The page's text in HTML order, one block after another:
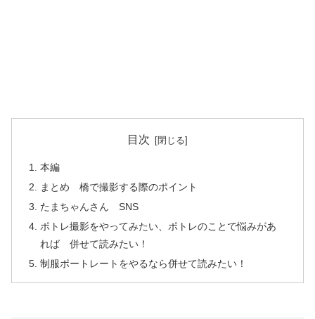
目次
本編
まとめ 橋で撮影する際のポイント
たまちゃんさん SNS
ポトレ撮影をやってみたい、ポトレのことで悩みがあ
れば 併せて読みたい！
制服ポートレートをやるなら併せて読みたい！